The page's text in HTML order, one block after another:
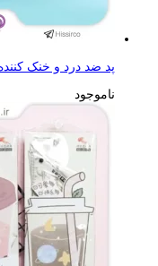
پد ضد درد و خنک
ناموجود